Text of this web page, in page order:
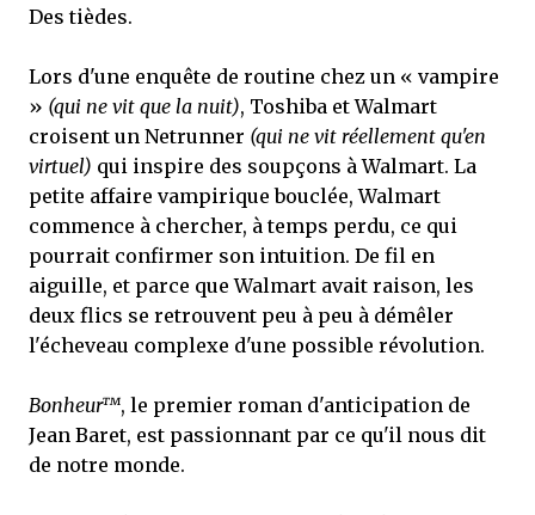
Des tièdes.
Lors d'une enquête de routine chez un « vampire
» (qui ne vit que la nuit), Toshiba et Walmart
croisent un Netrunner (qui ne vit réellement qu'en
virtuel) qui inspire des soupçons à Walmart. La
petite affaire vampirique bouclée, Walmart
commence à chercher, à temps perdu, ce qui
pourrait confirmer son intuition. De fil en
aiguille, et parce que Walmart avait raison, les
deux flics se retrouvent peu à peu à démêler
l'écheveau complexe d'une possible révolution.
Bonheur™, le premier roman d'anticipation de
Jean Baret, est passionnant par ce qu'il nous dit
de notre monde.